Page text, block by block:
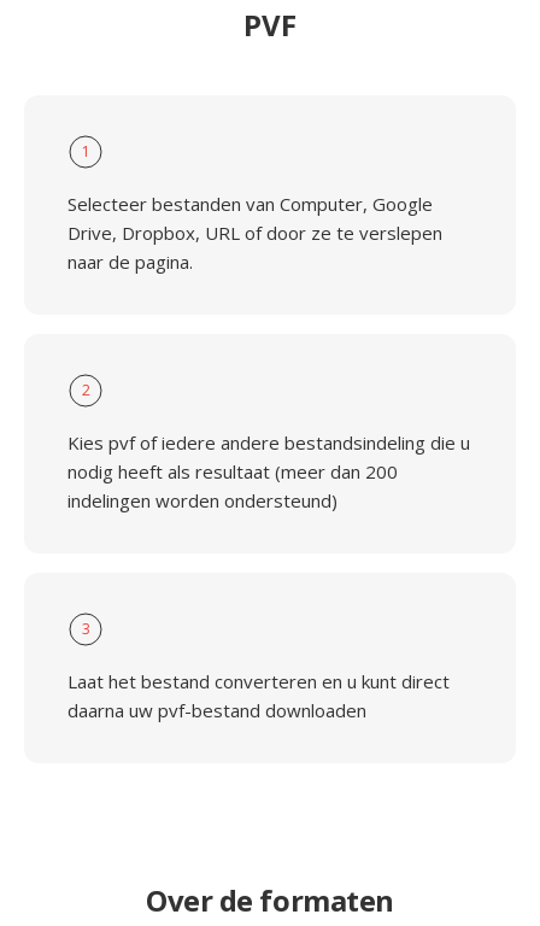
PVF
1
Selecteer bestanden van Computer, Google
Drive, Dropbox, URL of door ze te verslepen
naar de pagina.
2
Kies pvf of iedere andere bestandsindeling die u
nodig heeft als resultaat (meer dan 200
indelingen worden ondersteund)
3
Laat het bestand converteren en u kunt direct
daarna uw pvf-bestand downloaden
Over de formaten